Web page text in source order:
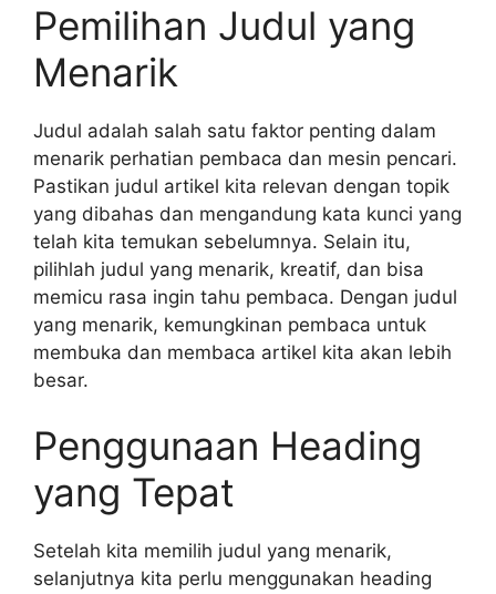
Pemilihan Judul yang
Menarik
Judul adalah salah satu faktor penting dalam
menarik perhatian pembaca dan mesin pencari.
Pastikan judul artikel kita relevan dengan topik
yang dibahas dan mengandung kata kunci yang
telah kita temukan sebelumnya. Selain itu,
pilihlah judul yang menarik, kreatif, dan bisa
memicu rasa ingin tahu pembaca. Dengan judul
yang menarik, kemungkinan pembaca untuk
membuka dan membaca artikel kita akan lebih
besar.
Penggunaan Heading
yang Tepat
Setelah kita memilih judul yang menarik,
selanjutnya kita perlu menggunakan heading